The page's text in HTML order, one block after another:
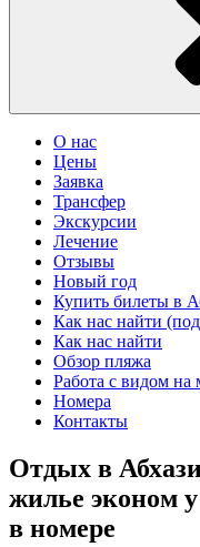
О нас
Цены
Заявка
Трансфер
Экскурсии
Лечение
Отзывы
Новый год
Купить билеты в
Как нас найти
Как нас найти
Обзор пляжа
Работа с видом
Номера
Контакты
Отдых в
жилье эконом
в номере